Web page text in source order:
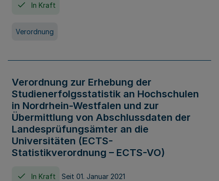
In Kraft
Verordnung
Verordnung zur Erhebung der
Studienerfolgsstatistik an Hochschulen
in Nordrhein-Westfalen und zur
Übermittlung von Abschlussdaten der
Landesprüfungsämter an die
Universitäten (ECTS-
Statistikverordnung – ECTS-VO)
In Kraft Seit 01. Januar 2021